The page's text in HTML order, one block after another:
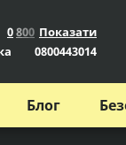
0800 Показати
0800443014
Блог